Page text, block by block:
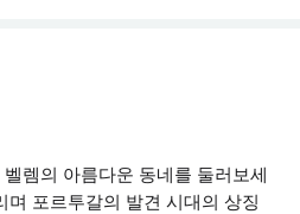
렘의 아름다운 동네를 둘러보세
며 포르투갈의 발견 시대의 상징